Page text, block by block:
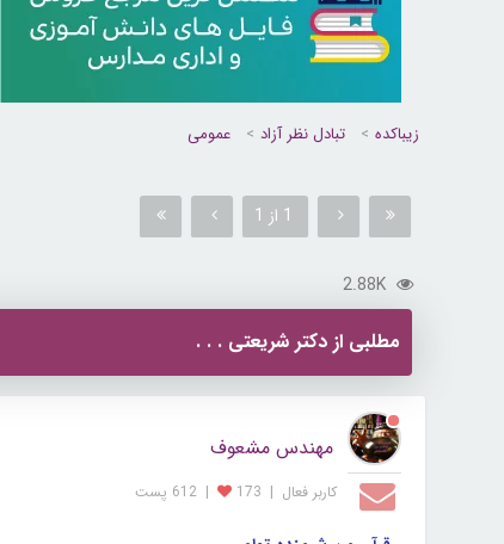
زیباکده تبادل نظر آزاد عمومی
1 از 1
2.88K
مطلبی از دکتر شریعتی . . .
مهندس مشعوف
کاربر فعال |
173
| 612 پست